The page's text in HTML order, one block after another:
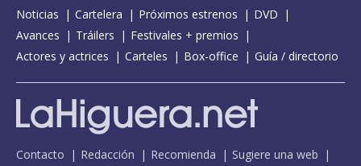
Noticias Cartelera Próximos estrenos
DVD
Avances
Tráilers
Festivales + premios
Actores y actrices
Carteles Box-office Guía / directorio
Contacto Redacción Recomienda
Sugiere una web